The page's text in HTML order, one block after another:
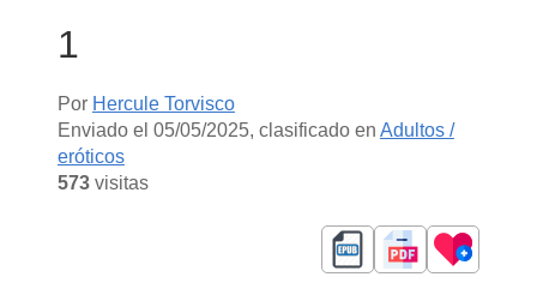
1
Por Hercule Torvisco
Enviado el 05/05/2025, clasificado en Adultos /
eróticos
573visitas